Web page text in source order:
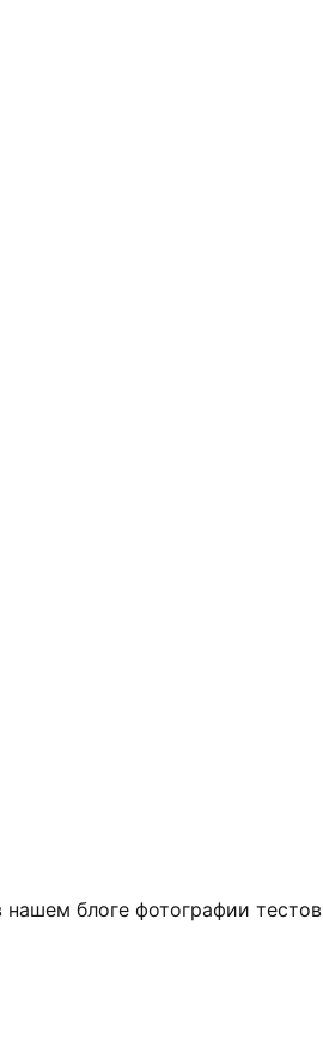
блоге фотографии тестов